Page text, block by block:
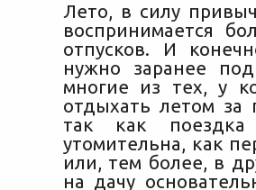
Лето, в силу
воспринимается
отпусков. И
нужно заранее
многие из тех, у
отдыхать летом за
так как
утомительна, как
или, тем более, в
на дачу